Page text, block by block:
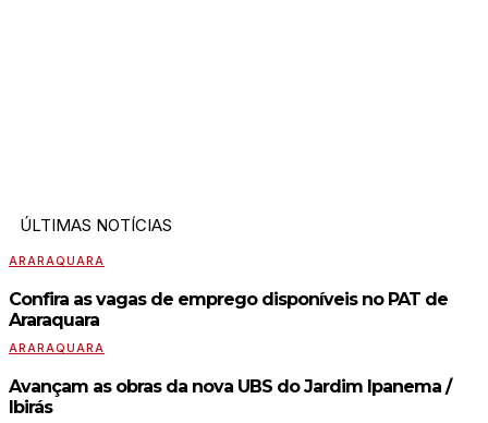
ÚLTIMAS NOTÍCIAS
ARARAQUARA
Confira as vagas de emprego disponíveis no PAT de
Araraquara
ARARAQUARA
Avançam as obras da nova UBS do Jardim Ipanema /
Ibirás